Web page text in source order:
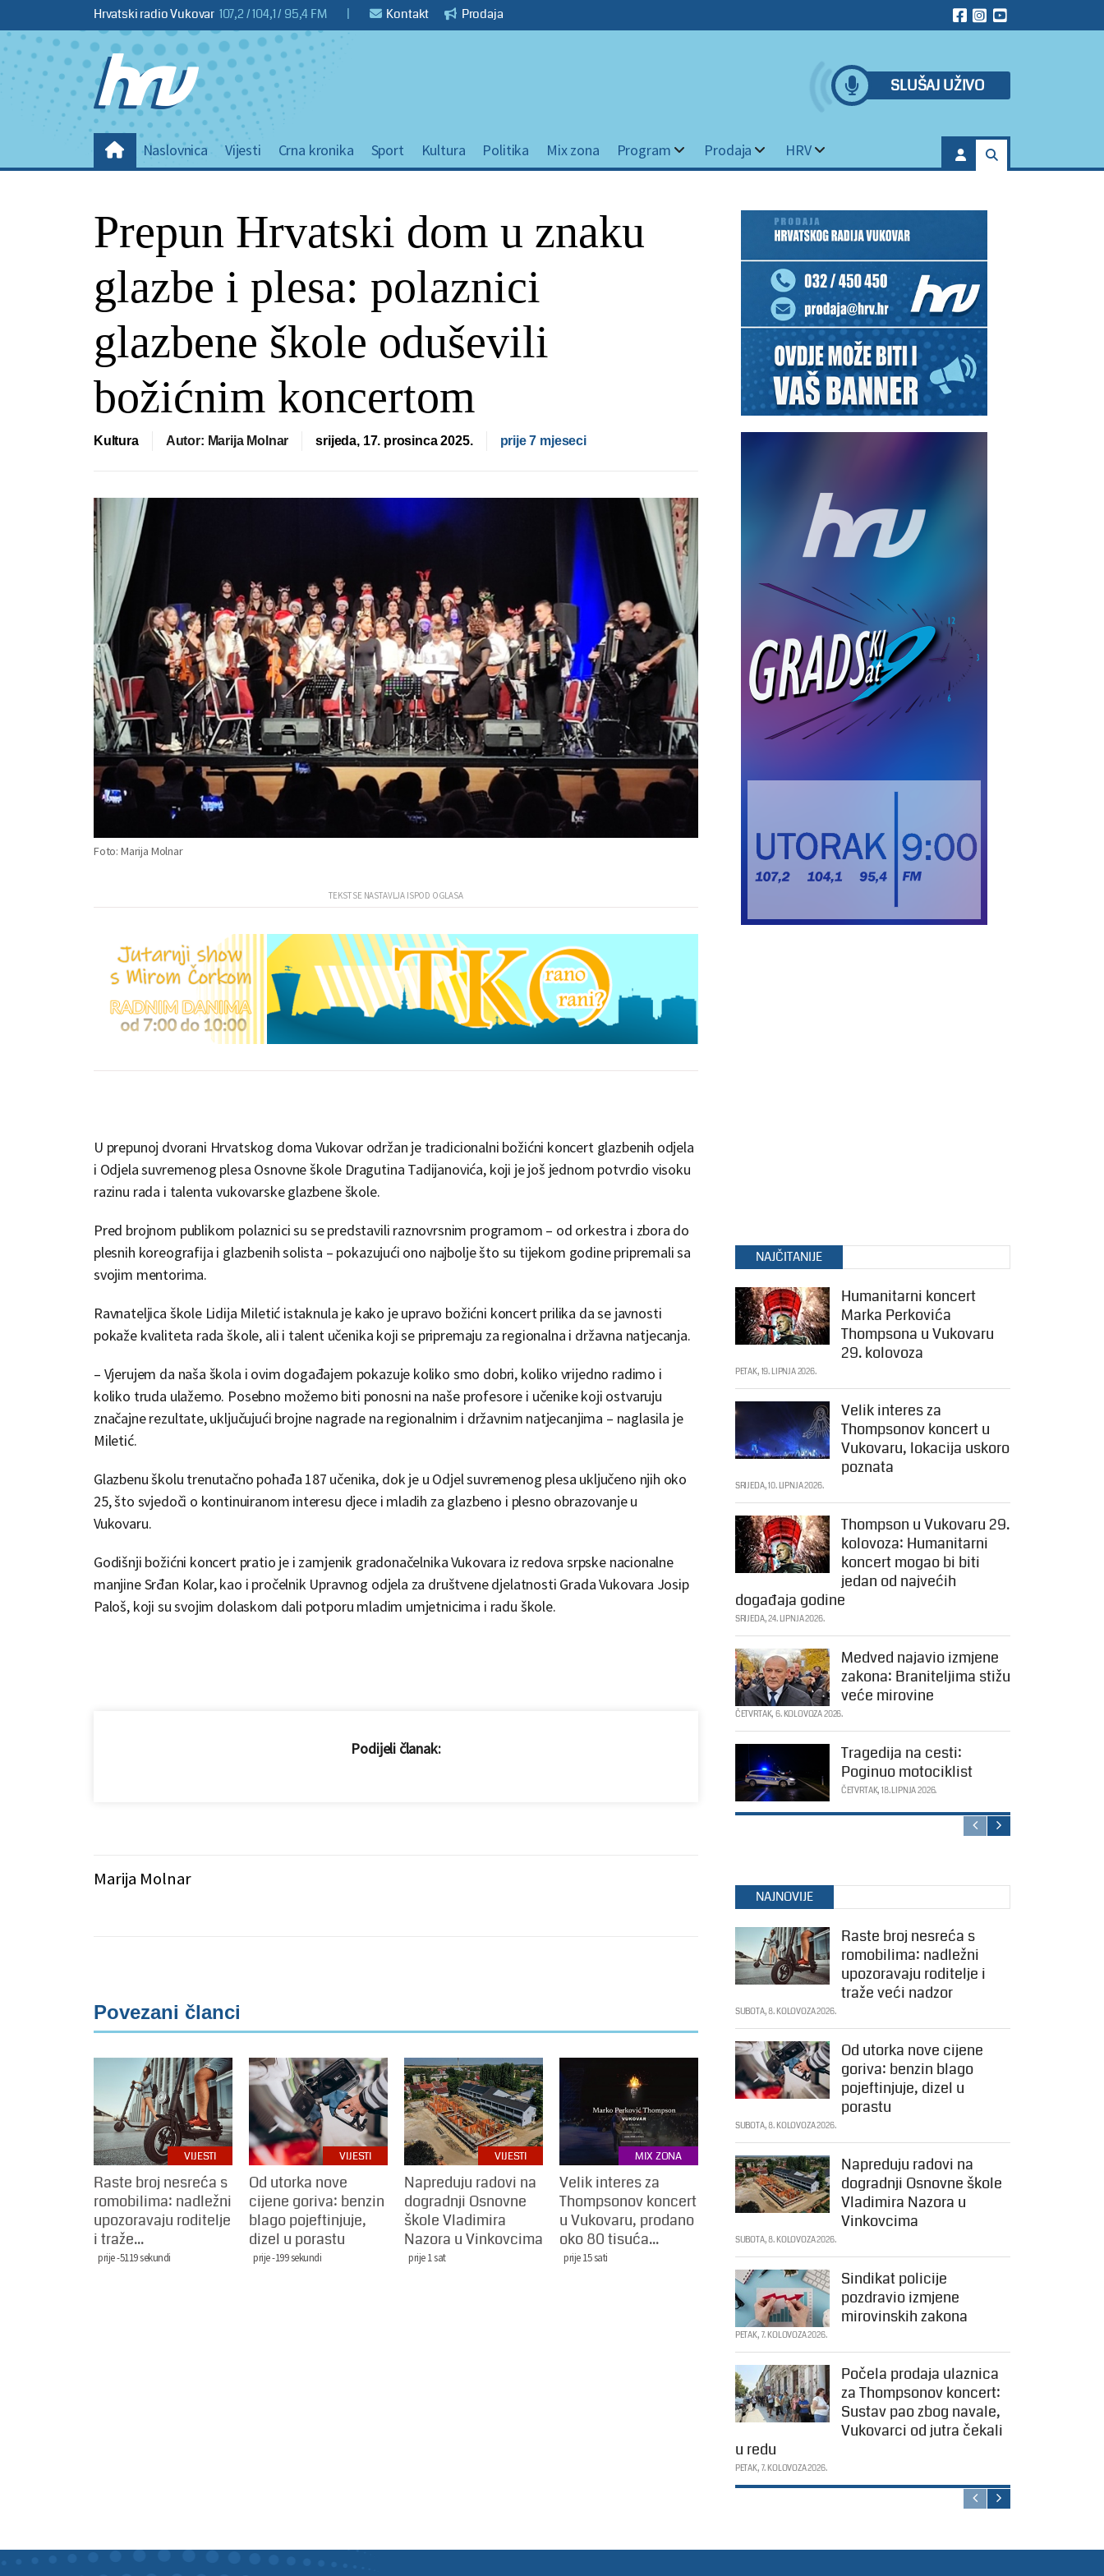
Hrvatski radio Vukovar 107,2 / 104,1 / 95,4 FM | Kontakt Prodaja
SLUŠAJ UŽIVO
Naslovnica Vijesti Crna kronika Sport Kultura Politika Mix zona Program Prodaja HRV
Prepun Hrvatski dom u znaku
glazbe i plesa: polaznici
glazbene škole oduševili
božićnim koncertom
Kultura Autor: Marija Molnar srijeda, 17. prosinca 2025. prije 7 mjeseci
Foto: Marija Molnar
U prepunoj dvorani Hrvatskog doma Vukovar održan je tradicionalni božićni koncert glazbenih odjela
i Odjela suvremenog plesa Osnovne škole Dragutina Tadijanovića, koji je još jednom potvrdio visoku
razinu rada i talenta vukovarske glazbene škole.
Pred brojnom publikom polaznici su se predstavili raznovrsnim programom – od orkestra i zbora do
plesnih koreografija i glazbenih solista – pokazujući ono najbolje što su tijekom godine pripremali sa
svojim mentorima.
Ravnateljica škole Lidija Miletić istaknula je kako je upravo božićni koncert prilika da se javnosti
pokaže kvaliteta rada škole, ali i talent učenika koji se pripremaju za regionalna i državna natjecanja.
– Vjerujem da naša škola i ovim događajem pokazuje koliko smo dobri, koliko vrijedno radimo i
koliko truda ulažemo. Posebno možemo biti ponosni na naše profesore i učenike koji ostvaruju
značajne rezultate, uključujući brojne nagrade na regionalnim i državnim natjecanjima – naglasila je
Miletić.
Glazbenu školu trenutačno pohađa 187 učenika, dok je u Odjel suvremenog plesa uključeno njih oko
25, što svjedoči o kontinuiranom interesu djece i mladih za glazbeno i plesno obrazovanje u
Vukovaru.
Godišnji božićni koncert pratio je i zamjenik gradonačelnika Vukovara iz redova srpske nacionalne
manjine Srđan Kolar, kao i pročelnik Upravnog odjela za društvene djelatnosti Grada Vukovara Josip
Paloš, koji su svojim dolaskom dali potporu mladim umjetnicima i radu škole.
Podijeli članak:
Marija Molnar
Povezani članci
VIJESTI
Raste broj nesreća s
romobilima: nadležni
upozoravaju roditelje
i traže...
prije -5119 sekundi
VIJESTI
Od utorka nove
cijene goriva: benzin
blago pojeftinjuje,
dizel u porastu
prije -199 sekundi
VIJESTI
Napreduju radovi na
dogradnji Osnovne
škole Vladimira
Nazora u Vinkovcima
prije 1 sat
MIX ZONA
Velik interes za
Thompsonov koncert
u Vukovaru, prodano
oko 80 tisuća...
prije 15 sati
NAJČITANIJE
Humanitarni koncert
Marka Perkovića
Thompsona u Vukovaru
29. kolovoza
PETAK, 19. LIPNJA 2026.
Velik interes za
Thompsonov koncert u
Vukovaru, lokacija uskoro
poznata
SRIJEDA, 10. LIPNJA 2026.
Thompson u Vukovaru 29.
kolovoza: Humanitarni
koncert mogao bi biti
jedan od najvećih
događaja godine
SRIJEDA, 24. LIPNJA 2026.
Medved najavio izmjene
zakona: Braniteljima stižu
veće mirovine
ČETVRTAK, 6. KOLOVOZA 2026.
Tragedija na cesti:
Poginuo motociklist
ČETVRTAK, 18. LIPNJA 2026.
NAJNOVIJE
Raste broj nesreća s
romobilima: nadležni
upozoravaju roditelje i
traže veći nadzor
SUBOTA, 8. KOLOVOZA 2026.
Od utorka nove cijene
goriva: benzin blago
pojeftinjuje, dizel u
porastu
SUBOTA, 8. KOLOVOZA 2026.
Napreduju radovi na
dogradnji Osnovne škole
Vladimira Nazora u
Vinkovcima
SUBOTA, 8. KOLOVOZA 2026.
Sindikat policije
pozdravio izmjene
mirovinskih zakona
PETAK, 7. KOLOVOZA 2026.
Počela prodaja ulaznica
za Thompsonov koncert:
Sustav pao zbog navale,
Vukovarci od jutra čekali
u redu
PETAK, 7. KOLOVOZA 2026.